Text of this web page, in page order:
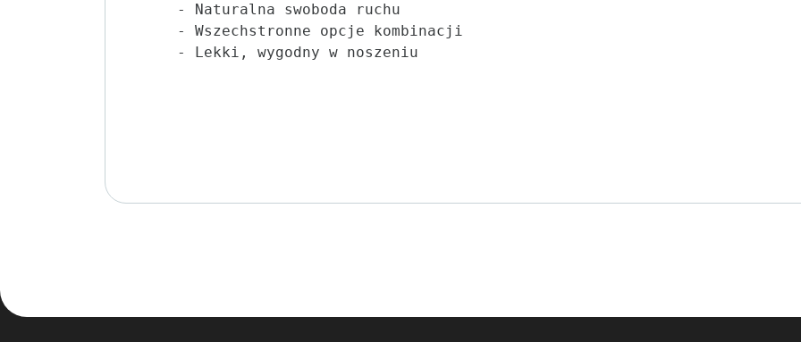
- Naturalna swoboda ruchu
- Wszechstronne opcje kombinacji
- Lekki, wygodny w noszeniu